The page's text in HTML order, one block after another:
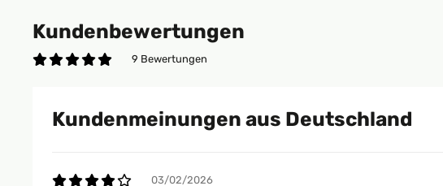
Kundenbewertungen
9 Bewertungen
Kundenmeinungen aus Deutschland
03/02/2026